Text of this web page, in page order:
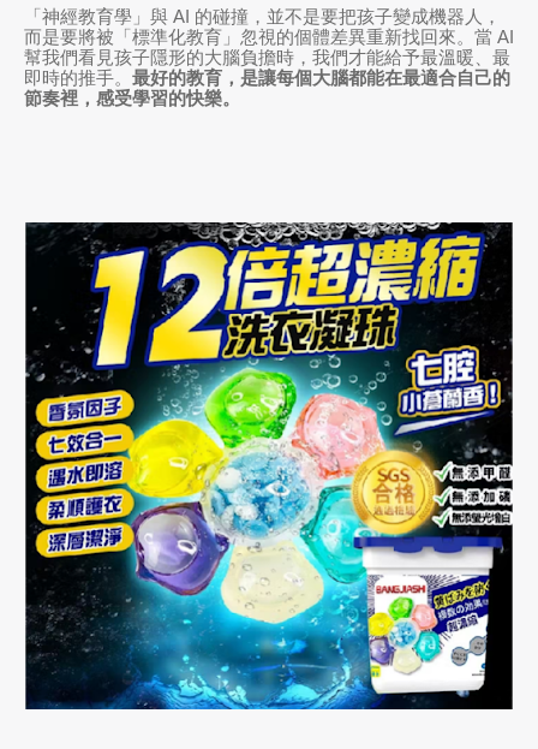
「神經教育學」與 AI 的碰撞，並不是要把孩子變成機器人，
而是要將被「標準化教育」忽視的個體差異重新找回來。當 AI
幫我們看見孩子隱形的大腦負擔時，我們才能給予最溫暖、最
即時的推手。 最好的教育，是讓每個大腦都能在最適合自己的
節奏裡，感受學習的快樂。